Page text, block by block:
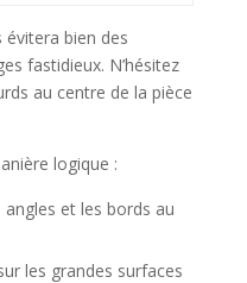
bien des
fastidieux. N’hésitez
au centre de la pièce
logique :
et les bords au
les grandes surfaces